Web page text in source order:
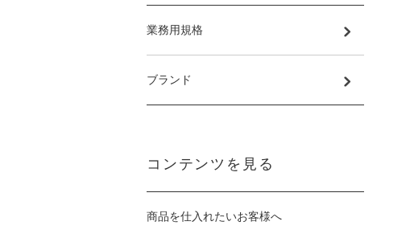
業務用規格
ブランド
コンテンツを見る
商品を仕入れたいお客様へ